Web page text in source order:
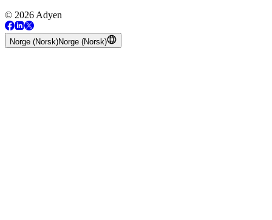
© 2026 Adyen
Norge (Norsk)Norge (Norsk)